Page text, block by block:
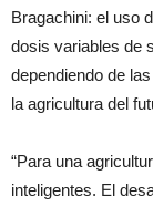
Bragachini: el uso
dosis variables de
dependiendo de
la agricultura del
“Para una
inteligentes. El